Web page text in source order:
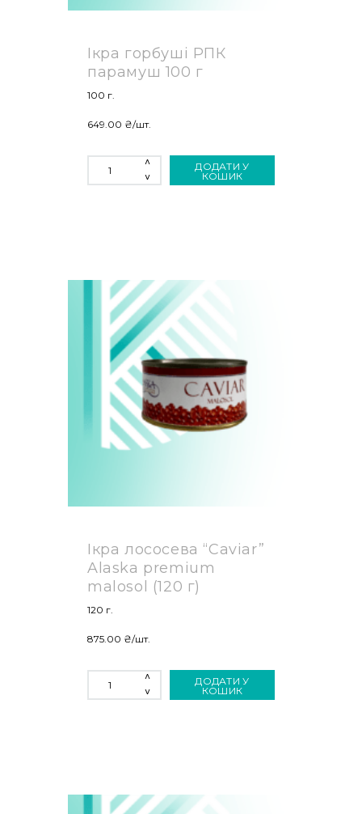
Ікра горбуші РПК
парамуш 100 г
100 г.
649.00 ₴/шт.
ІКРА
ГОРБУШІ
ПАРАМУШ
ДОДАТИ У
КОШИК
Ікра лососева “Caviar”
Alaska premium
malosol (120 г)
120 г.
875.00 ₴/шт.
ІКРА
ЛОСОСЕВА
ALASKA
ДОДАТИ У
КОШИК